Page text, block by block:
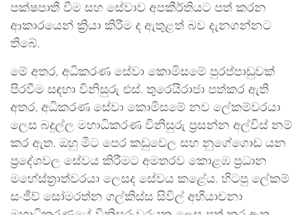
පක්ෂපාතී වීම සහ සේවාව අපකීර්තියට පත් කරන
ආකාරයෙන් ක්‍රියා කිරීම ද ඇතුළත් බව දැනගන්නට
තිබේ.
මේ අතර, අධිකරණ සේවා කොමිසමේ පුරප්පාඩුවක්
පිරවීම සඳහා විනිසුරු එස්. තුරෙයිරාජා පත්කර ඇති
අතර, අධිකරණ සේවා කොමිසමේ නව ලේකම්වරයා
ලෙස බදුල්ල මහාධිකරණ විනිසුරු ප්‍රසන්න අල්විස් නම්
කර ඇත. ඔහු මීට පෙර කඩුවෙල සහ නුගේගොඩ යන
ප්‍රදේශවල සේවය කිරීමට අමතරව කොළඹ ප්‍රධාන
මහේස්ත්‍රාත්වරයා ලෙසද සේවය කළේය. හිටපු ලේකම්
සංජීව් සෝමරත්න ගල්කිස්ස සිවිල් අභියාචනා